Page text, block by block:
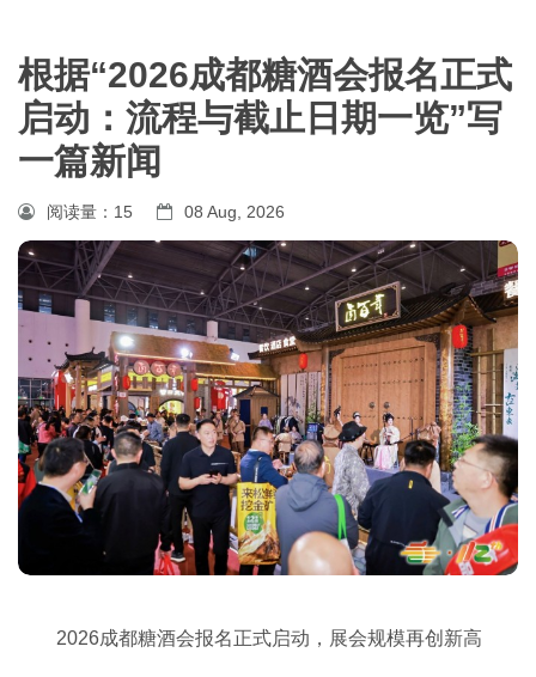
根据“2026成都糖酒会报名正式
启动：流程与截止日期一览”写
一篇新闻
阅读量： 15 08 Aug, 2026
2026成都糖酒会报名正式启动，展会规模再创新高